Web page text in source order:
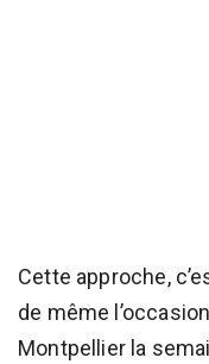
Cette approche,
de même
Montpellier la